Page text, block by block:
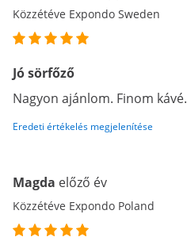
Közzétéve Expondo Sweden
Jó sörfőző
Nagyon ajánlom. Finom kávé.
Eredeti értékelés megjelenítése
Magda előző év
Közzétéve Expondo Poland